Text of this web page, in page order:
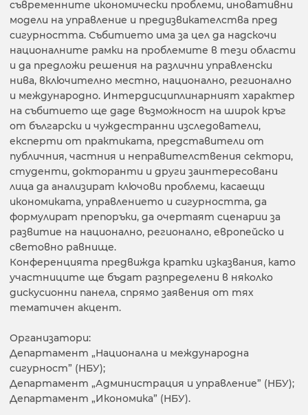
съвременните икономически проблеми, иновативни
модели на управление и предизвикателства пред
сигурността. Събитието има за цел да надскочи
националните рамки на проблемите в тези области
и да предложи решения на различни управленски
нива, включително местно, национално, регионално
и международно. Интердисциплинарният характер
на събитието ще даде възможност на широк кръг
от български и чуждестранни изследователи,
експерти от практиката, представители от
публичния, частния и неправителствения сектори,
студенти, докторанти и други заинтересовани
лица да анализират ключови проблеми, касаещи
икономиката, управлението и сигурността, да
формулират препоръки, да очертаят сценарии за
развитие на национално, регионално, европейско и
световно равнище.
Конференцията предвижда кратки изказвания, като
участниците ще бъдат разпределени в няколко
дискусионни панела, спрямо заявения от тях
тематичен акцент.
Организатори:
Департамент „Национална и международна
сигурност” (НБУ);
Департамент „Администрация и управление” (НБУ);
Департамент „Икономика” (НБУ).